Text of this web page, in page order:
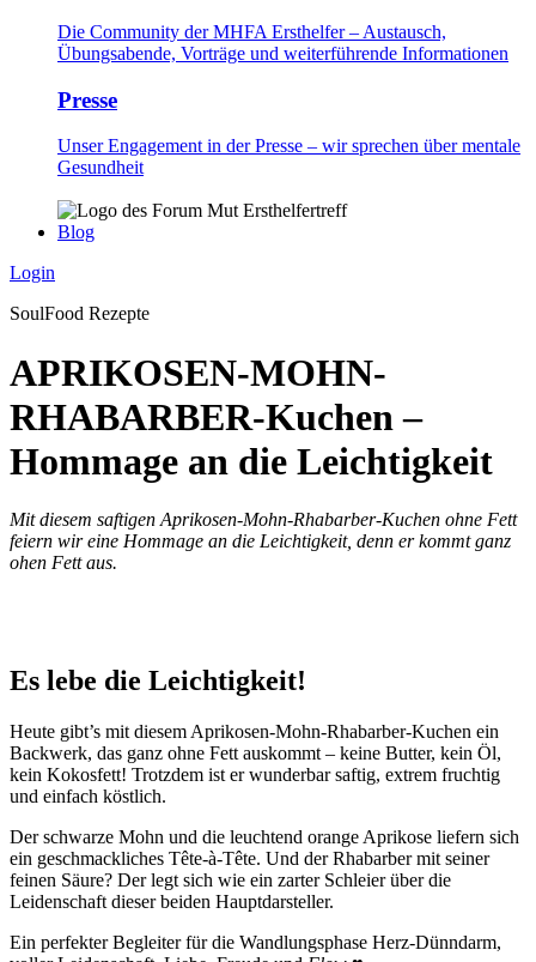
Die Community der MHFA Ersthelfer – Austausch,
Übungsabende, Vorträge und weiterführende Informationen
Presse
Unser Engagement in der Presse – wir sprechen über mentale
Gesundheit
Blog
Login
SoulFood Rezepte
APRIKOSEN-MOHN-
RHABARBER-Kuchen –
Hommage an die Leichtigkeit
Mit diesem saftigen Aprikosen-Mohn-Rhabarber-Kuchen ohne Fett
feiern wir eine Hommage an die Leichtigkeit, denn er kommt ganz
ohen Fett aus.
Es lebe die Leichtigkeit!
Heute gibt’s mit diesem Aprikosen-Mohn-Rhabarber-Kuchen ein
Backwerk, das ganz ohne Fett auskommt – keine Butter, kein Öl,
kein Kokosfett! Trotzdem ist er wunderbar saftig, extrem fruchtig
und einfach köstlich.
Der schwarze Mohn und die leuchtend orange Aprikose liefern sich
ein geschmackliches Tête-à-Tête. Und der Rhabarber mit seiner
feinen Säure? Der legt sich wie ein zarter Schleier über die
Leidenschaft dieser beiden Hauptdarsteller.
Ein perfekter Begleiter für die Wandlungsphase Herz-Dünndarm,